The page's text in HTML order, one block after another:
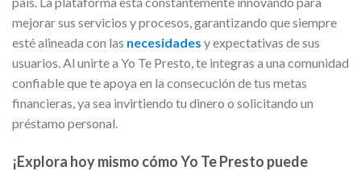
mejorar sus servicios y procesos, garantizando que siempre
esté alineada con las necesidades y expectativas de sus
usuarios. Al unirte a Yo Te Presto, te integras a una comunidad
confiable que te apoya en la consecución de tus metas
financieras, ya sea invirtiendo tu dinero o solicitando un
préstamo personal.
¡Explora hoy mismo cómo Yo Te Presto puede